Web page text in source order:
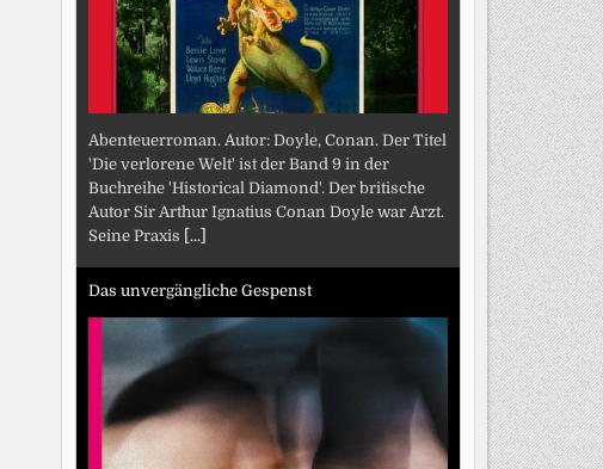
Abenteuerroman. Autor: Doyle, Conan. Der Titel
'Die verlorene Welt' ist der Band 9 in der
Buchreihe 'Historical Diamond'. Der britische
Autor Sir Arthur Ignatius Conan Doyle war Arzt.
Seine Praxis [...]
Das unvergängliche Gespenst